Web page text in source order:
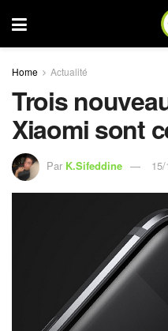
Home Actualité
Trois
Xiaomi sont
Par K.Sifeddine